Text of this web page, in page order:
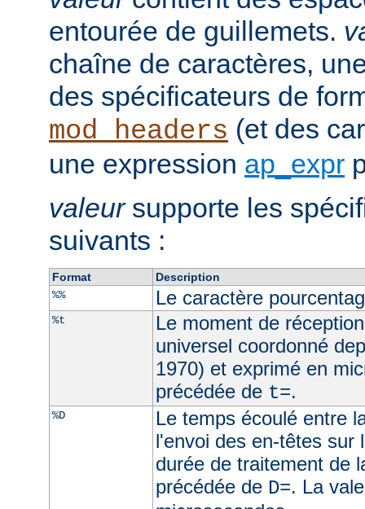
entourée de guillemets.
chaîne de caractères,
des spécificateurs de
mod_headers (et des
une expression ap_expr
valeursupporte les
suivants :
Format
Description
%%
Le caractère
%t
Le moment de
universel coordonné
1970) et exprimé en
précédée de t=.
%D
Le temps écoulé entre
l'envoi des en-têtes sur
durée de traitement de
précédée de D=. La